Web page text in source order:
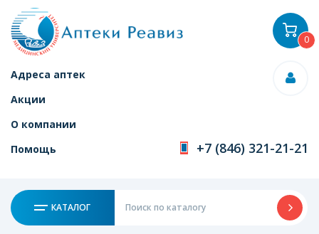
Адреса аптек
Акции
О компании
Помощь
+7 (846) 321-21-21
КАТАЛОГ
0